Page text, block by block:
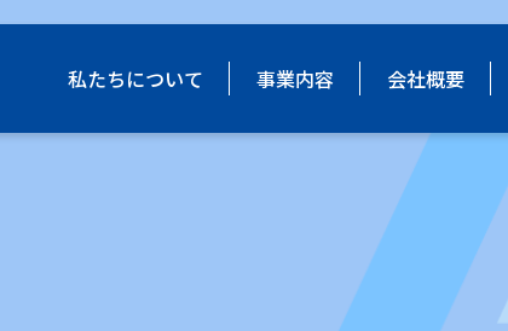
私たちについて 事業内容 会社概要